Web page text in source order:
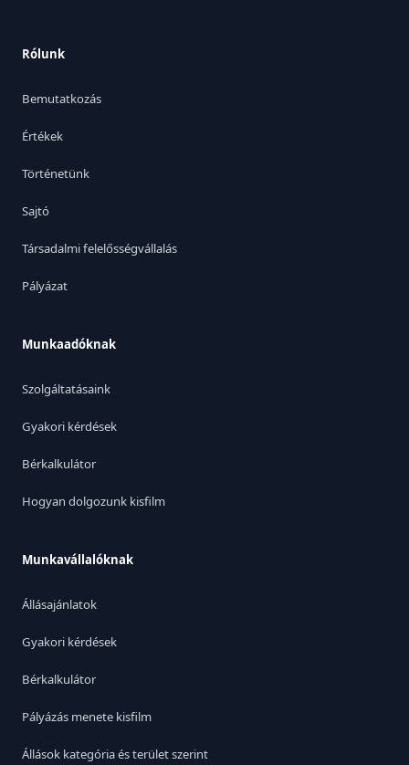
Rólunk
Bemutatkozás
Értékek
Történetünk
Sajtó
Társadalmi felelősségvállalás
Pályázat
Munkaadóknak
Szolgáltatásaink
Gyakori kérdések
Bérkalkulátor
Hogyan dolgozunk kisfilm
Munkavállalóknak
Állásajánlatok
Gyakori kérdések
Bérkalkulátor
Pályázás menete kisfilm
Állások kategória és terület szerint